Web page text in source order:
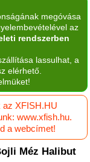
megóvása
az
rendszerben
lassulhat, a
elérhető.
az XFISH.HU
www.xfish.hu.
a webcímet!
Méz Halibut